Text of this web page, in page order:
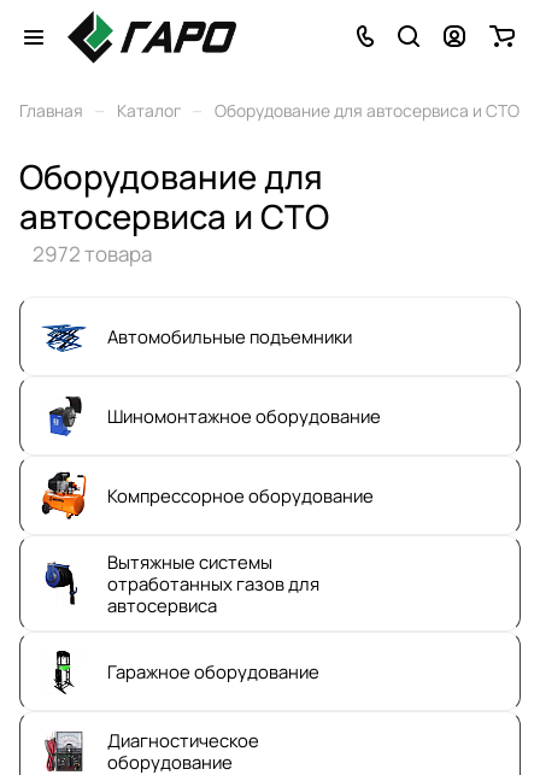
Главная – Каталог – Оборудование для автосервиса и СТО
Оборудование для
автосервиса и СТО
2972 товара
Автомобильные подъемники
Шиномонтажное оборудование
Компрессорное оборудование
Вытяжные системы
отработанных газов для
автосервиса
Гаражное оборудование
Диагностическое
оборудование